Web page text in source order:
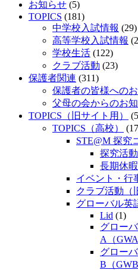
お知らせ (5)
TOPICS (181)
中学校入試情報 (29)
高等学校入試情報
学校生活 (122)
クラブ活動 (23)
保護者関連 (311)
保護者の皆様への
父母の会からのお
TOPICS（旧サイト用）
TOPICS（高校）
STE@M 探究
探究活動
長期休
イベント・行
クラブ活動（
グローバル英
Lid (1)
グロー
A（GWA
グロー
B（GWB